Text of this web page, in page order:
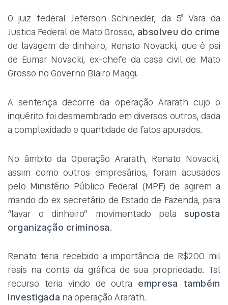
O juiz federal Jeferson Schineider, da 5ª Vara da
Justica Federal de Mato Grosso, absolveu do crime
de lavagem de dinheiro, Renato Novacki, que é pai
de Eumar Novacki, ex-chefe da casa civil de Mato
Grosso no Governo Blairo Maggi.
A sentença decorre da operação Ararath cujo o
inquérito foi desmembrado em diversos outros, dada
a complexidade e quantidade de fatos apurados.
No âmbito da Operação Ararath, Renato Novacki,
assim como outros empresários, foram acusados
pelo Ministério Público Federal (MPF) de agirem a
mando do ex secretário de Estado de Fazenda, para
“lavar o dinheiro” movimentado pelasuposta
organização criminosa.
Renato teria recebido a importância de R$200 mil
reais na conta da gráfica de sua propriedade. Tal
recurso teria vindo de outra empresa também
investigada na operação Ararath.